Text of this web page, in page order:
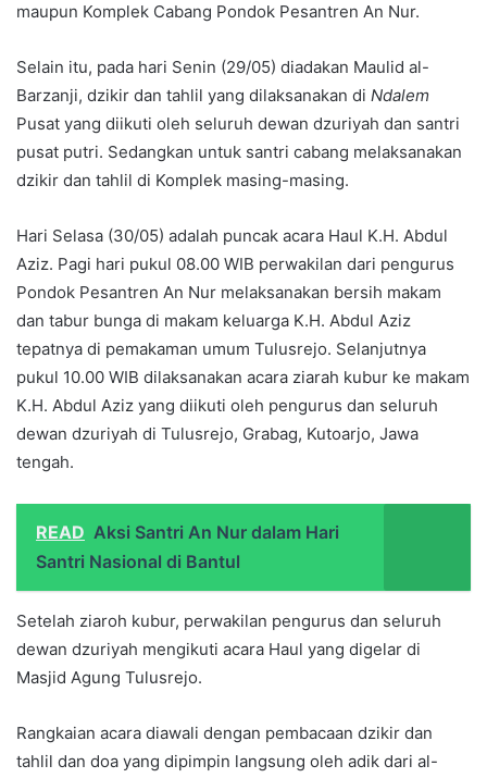
maupun Komplek Cabang Pondok Pesantren An Nur.
Selain itu, pada hari Senin (29/05) diadakan Maulid al-
Barzanji, dzikir dan tahlil yang dilaksanakan di Ndalem
Pusat yang diikuti oleh seluruh dewan dzuriyah dan santri
pusat putri. Sedangkan untuk santri cabang melaksanakan
dzikir dan tahlil di Komplek masing-masing.
Hari Selasa (30/05) adalah puncak acara Haul K.H. Abdul
Aziz. Pagi hari pukul 08.00 WIB perwakilan dari pengurus
Pondok Pesantren An Nur melaksanakan bersih makam
dan tabur bunga di makam keluarga K.H. Abdul Aziz
tepatnya di pemakaman umum Tulusrejo. Selanjutnya
pukul 10.00 WIB dilaksanakan acara ziarah kubur ke makam
K.H. Abdul Aziz yang diikuti oleh pengurus dan seluruh
dewan dzuriyah di Tulusrejo, Grabag, Kutoarjo, Jawa
tengah.
READ Aksi Santri An Nur dalam Hari
Santri Nasional di Bantul
Setelah ziaroh kubur, perwakilan pengurus dan seluruh
dewan dzuriyah mengikuti acara Haul yang digelar di
Masjid Agung Tulusrejo.
Rangkaian acara diawali dengan pembacaan dzikir dan
tahlil dan doa yang dipimpin langsung oleh adik dari al-